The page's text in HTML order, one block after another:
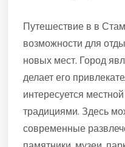
Путешествие в в
возможности для
новых мест. Город
делает его
интересуется
традициями. Здесь
современные